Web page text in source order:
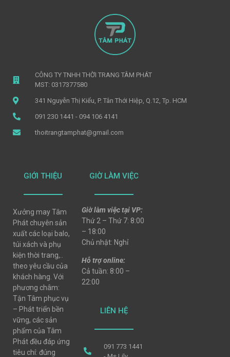
CÔNG TY TNHH THỜI TRANG TÂM PHÁT
MST: 0317377580
341 Nguyễn Thị Kiểu, P. Tân Thới Hiệp, Q.12, Tp. HCM
091 230 1441 - 094 106 4141
thoitrangtamphat@gmail.com
GIỚI THIỆU
Xưởng may Tâm
Phát chuyên sản
xuất các loại balo,
túi xách và phụ
kiện thời trang,..
theo yêu cầu của
khách hàng. Với
phương châm:
Tận Tâm phục vụ
– Phát triển bền
vững, các sản
phẩm của Tâm
Phát đều đáp ứng
tiêu chí: đúng
GIỜ LÀM VIỆC
Giờ làm việc tại VP:
Thứ 2 – Thứ 7: 8:00
– 18:00
Chủ nhật: Nghỉ
Hỗ trợ online:
Cả tuần: 8:00 –
22:00
LIÊN HỆ
091 773 1441